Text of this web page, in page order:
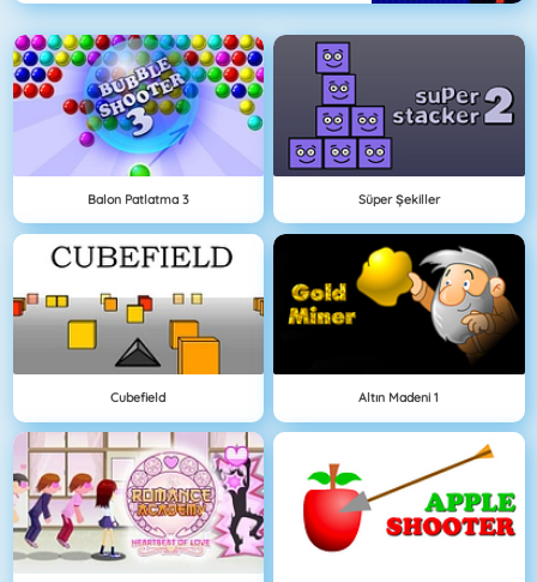
Balon Patlatma 3 Süper Şekiller
Cubefield Altın Madeni 1